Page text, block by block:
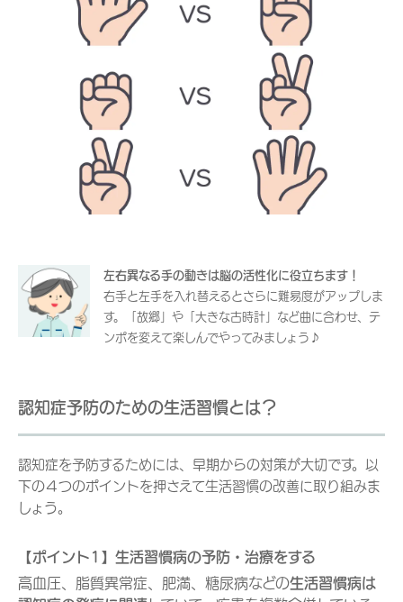
左右異なる手の動きは脳の活性化に役立ちます！
右手と左手を入れ替えるとさらに難易度がアップしま
す。「故郷」や「大きな古時計」など曲に合わせ、テ
ンポを変えて楽しんでやってみましょう♪
認知症予防のための生活習慣とは？
認知症を予防するためには、早期からの対策が大切です。以
下の４つのポイントを押さえて生活習慣の改善に取り組みま
しょう。
【ポイント1】生活習慣病の予防・治療をする
高血圧、脂質異常症、肥満、糖尿病などの生活習慣病は